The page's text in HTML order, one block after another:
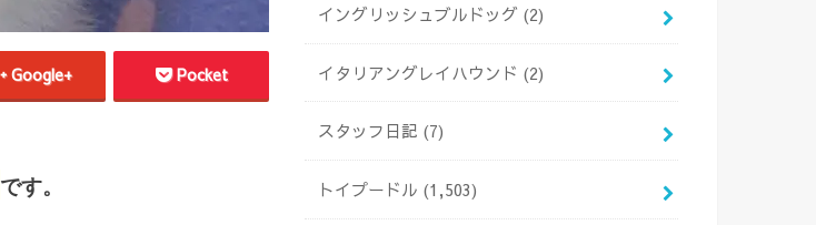
Google+ Pocket
です。
イングリッシュブルドッグ (2)
イタリアングレイハウンド (2)
スタッフ日記 (7)
トイプードル (1,503)